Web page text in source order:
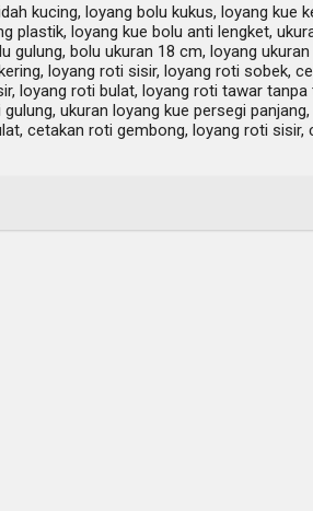
kucing, loyang bolu kukus, loyang kue
loyang kue bolu anti lengket,
bolu ukuran 18 cm, loyang
loyang roti sisir, loyang roti sobek,
roti bulat, loyang roti tawar
ukuran loyang kue persegi
cetakan roti gembong, loyang roti